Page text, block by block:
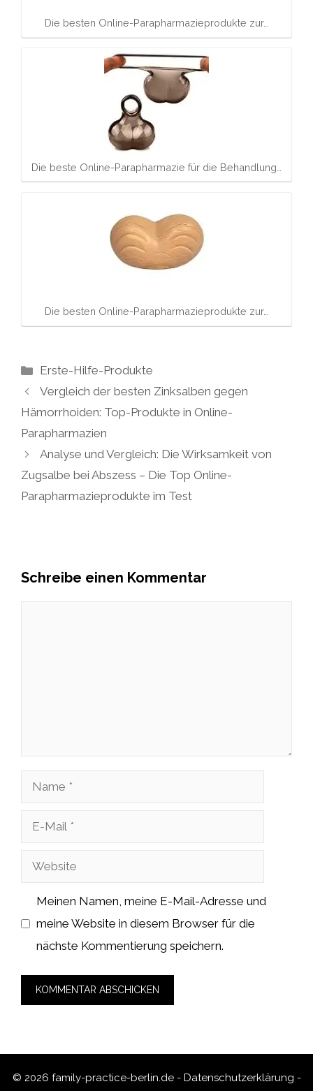
Die besten Online-Parapharmazieprodukte zur…
Die beste Online-Parapharmazie für die Behandlung…
Die besten Online-Parapharmazieprodukte zur…
Kategorien
Erste-Hilfe-Produkte
Vergleich der besten Zinksalben gegen
Hämorrhoiden: Top-Produkte in Online-
Parapharmazien
Analyse und Vergleich: Die Wirksamkeit von
Zugsalbe bei Abszess – Die Top Online-
Parapharmazieprodukte im Test
Schreibe einen Kommentar
Name
Website
Meinen Namen, meine E-Mail-Adresse und
meine Website in diesem Browser für die
nächste Kommentierung speichern.
© 2026 family-practice-berlin.de - Datenschutzerklärung -